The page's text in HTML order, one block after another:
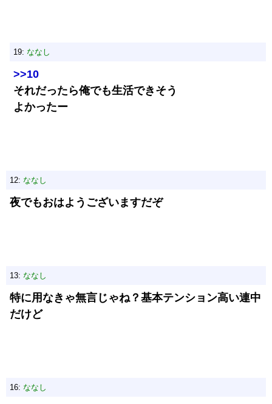
19: ななし
>>10
それだったら俺でも生活できそう
よかったー
12: ななし
夜でもおはようございますだぞ
13: ななし
特に用なきゃ無言じゃね？基本テンション高い連中
だけど
16: ななし